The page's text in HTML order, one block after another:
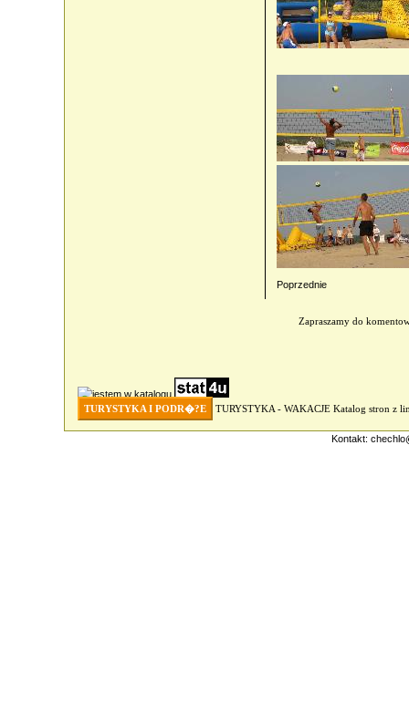
Poprzednie
Zapraszamy do
TURYSTYKA I PODR�?E TURYSTYKA - WAKACJE Katalog stron z
Kontakt: